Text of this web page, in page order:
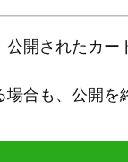
開されたカ
合も、公開を